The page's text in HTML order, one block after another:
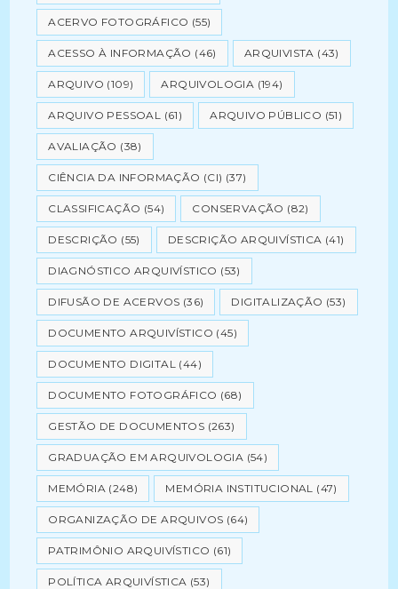
ACERVO FOTOGRÁFICO (55)
ACESSO À INFORMAÇÃO (46) ARQUIVISTA (43)
ARQUIVO (109) ARQUIVOLOGIA (194)
ARQUIVO PESSOAL (61) ARQUIVO PÚBLICO (51)
AVALIAÇÃO (38)
CIÊNCIA DA INFORMAÇÃO (CI) (37)
CLASSIFICAÇÃO (54) CONSERVAÇÃO (82)
DESCRIÇÃO (55) DESCRIÇÃO ARQUIVÍSTICA (41)
DIAGNÓSTICO ARQUIVÍSTICO (53)
DIFUSÃO DE ACERVOS (36) DIGITALIZAÇÃO (53)
DOCUMENTO ARQUIVÍSTICO (45)
DOCUMENTO DIGITAL (44)
DOCUMENTO FOTOGRÁFICO (68)
GESTÃO DE DOCUMENTOS (263)
GRADUAÇÃO EM ARQUIVOLOGIA (54)
MEMÓRIA (248) MEMÓRIA INSTITUCIONAL (47)
ORGANIZAÇÃO DE ARQUIVOS (64)
PATRIMÔNIO ARQUIVÍSTICO (61)
POLÍTICA ARQUIVÍSTICA (53)